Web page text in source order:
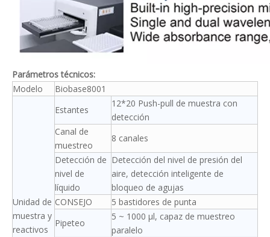
Parámetros técnicos:
Modelo
Biobase8001
Unidad de
muestra y
reactivos
Estantes
12*20 Push-pull de muestra con
detección
Canal de
muestreo
8 canales
Detección de
nivel de
líquido
Detección del nivel de presión del
aire, detección inteligente de
bloqueo de agujas
CONSEJO
5 bastidores de punta
Pipeteo
5 ~ 1000 μl, capaz de muestreo
paralelo